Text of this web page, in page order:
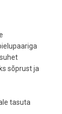
sõprust ja
tasuta